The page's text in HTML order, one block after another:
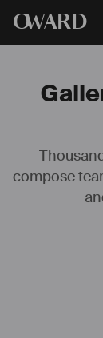
OWARD
compose
Je suis
Birague et je suis